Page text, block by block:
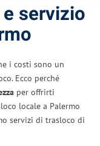
servizio
i costi sono un
Ecco perché
per offrirti
locale a Palermo
servizi di trasloco di